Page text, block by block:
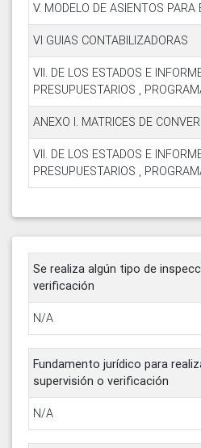
V. MODELO DE ASIENTOS PARA
VI GUIAS CONTABILIZADORAS
VII. DE LOS ESTADOS E
PRESUPUESTARIOS ,
ANEXO I. MATRICES DE
VII. DE LOS ESTADOS E
PRESUPUESTARIOS ,
Se realiza algún tipo de
verificación
N/A
Fundamento jurídico para
supervisión o verificación
N/A